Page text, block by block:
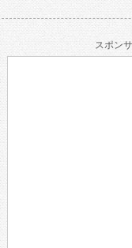
スポン